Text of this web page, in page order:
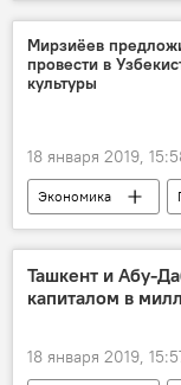
Мирзиёев
провести в
культуры
18 января 2019,
Экономика
Ташкент и Абу-
капиталом в
18 января 2019,